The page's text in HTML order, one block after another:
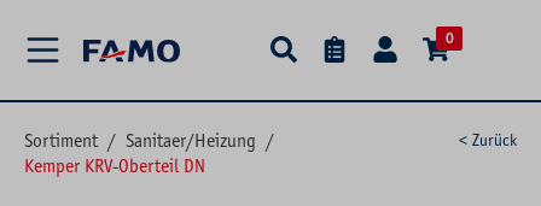
0
Sortiment / Sanitaer/Heizung /
Kemper KRV-Oberteil DN
< Zurück